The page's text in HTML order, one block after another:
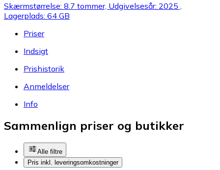
Skærmstørrelse: 8.7 tommer, Udgivelsesår: 2025 ,
Lagerplads: 64 GB
Priser
Indsigt
Prishistorik
Anmeldelser
Info
Sammenlign priser og butikker
Alle filtre
Pris inkl. leveringsomkostninger